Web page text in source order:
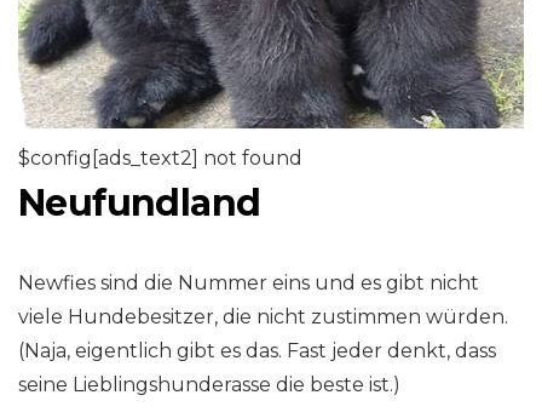
$config[ads_text2] not found
Neufundland
Newfies sind die Nummer eins und es gibt nicht
viele Hundebesitzer, die nicht zustimmen würden.
(Naja, eigentlich gibt es das. Fast jeder denkt, dass
seine Lieblingshunderasse die beste ist.)